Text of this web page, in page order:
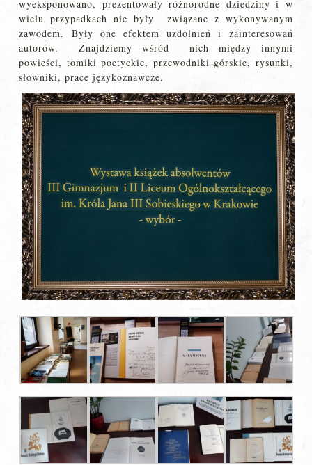
wyeksponowano, prezentowały różnorodne dziedziny i w
wielu przypadkach nie były związane z wykonywanym
zawodem. Były one efektem uzdolnień i zainteresowań
autorów. Znajdziemy wśród nich między innymi
powieści, tomiki poetyckie, przewodniki górskie, rysunki,
słowniki, prace językoznawcze.